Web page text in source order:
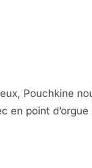
clic Pouchkine
en point d’orgue